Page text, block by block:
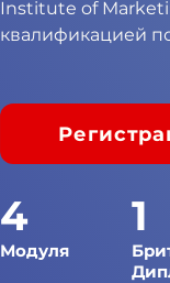
Institute of
квалификацией
4
Модуля
1